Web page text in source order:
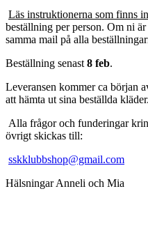
Läs instruktionerna som finns
beställning per person. Om ni
samma mail på alla
Beställning senast 8 feb.
Leveransen kommer ca början
att hämta ut sina beställda kläder.
Alla frågor och funderingar
övrigt skickas till:
sskklubbshop@gmail.com
Hälsningar Anneli och Mia